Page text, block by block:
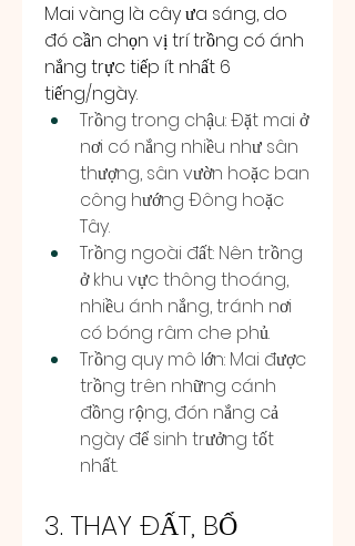
Mai vàng là cây ưa sáng, do
đó cần chọn vị trí trồng có ánh
nắng trực tiếp ít nhất 6
tiếng/ngày.
Trồng trong chậu: Đặt mai ở
nơi có nắng nhiều như sân
thượng, sân vườn hoặc ban
công hướng Đông hoặc
Tây.
Trồng ngoài đất: Nên trồng
ở khu vực thông thoáng,
nhiều ánh nắng, tránh nơi
có bóng râm che phủ.
Trồng quy mô lớn: Mai được
trồng trên những cánh
đồng rộng, đón nắng cả
ngày để sinh trưởng tốt
nhất.
3. THAY ĐẤT, BỔ